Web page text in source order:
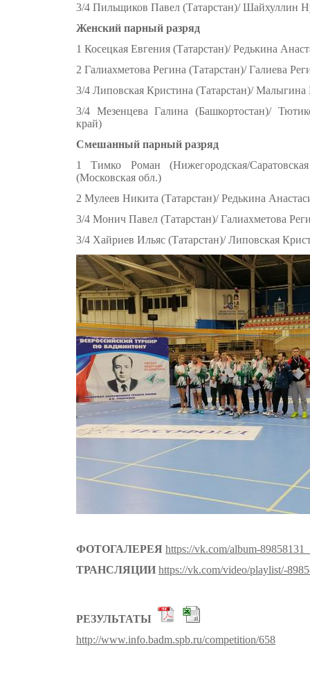
3/4 Пильщиков Павел (Татарстан)/ Шайхуллин
Женский парный разряд
1 Косецкая Евгения (Татарстан)/ Редькина
2 Галиахметова Регина (Татарстан)/ Галиева
3/4 Липовская Кристина (Татарстан)/
3/4 Мезенцева Галина (Башкортостан)/
край)
Смешанный парный разряд
1 Тимко Роман (Нижегородская/
(Московская обл.)
2 Мулеев Никита (Татарстан)/ Редькина
3/4 Монич Павел (Татарстан)/ Галиахметова
3/4 Хайриев Ильяс (Татарстан)/ Липовская
ФОТОГАЛЕРЕЯ https://vk.com/album-
ТРАНСЛЯЦИИ https://vk.com/video/playlist/-
РЕЗУЛЬТАТЫ
http://www.info.badm.spb.ru/competition/658